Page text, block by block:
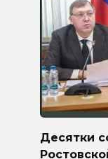
Десятки